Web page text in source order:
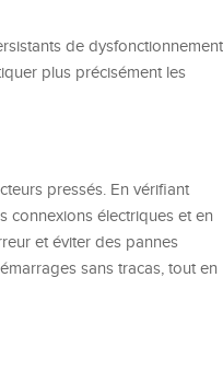
de
plus précisément les
pressés. En vérifiant
connexions électriques et en
et éviter des pannes
sans tracas, tout en